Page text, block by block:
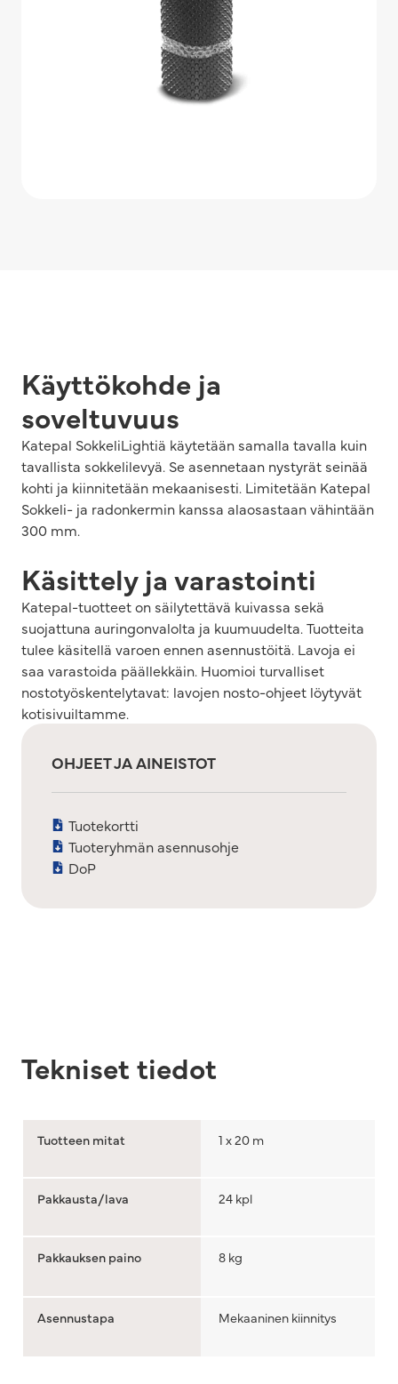
OHJEET JA AINEISTOT
Tuotekortti
Tuoteryhmän asennusohje
DoP
Käyttökohde ja
soveltuvuus
Katepal SokkeliLightiä käytetään samalla tavalla kuin
tavallista sokkelilevyä. Se asennetaan nystyrät seinää
kohti ja kiinnitetään mekaanisesti. Limitetään Katepal
Sokkeli- ja radonkermin kanssa alaosastaan vähintään
300 mm.
Käsittely ja varastointi
Katepal-tuotteet on säilytettävä kuivassa sekä
suojattuna auringonvalolta ja kuumuudelta. Tuotteita
tulee käsitellä varoen ennen asennustöitä. Lavoja ei
saa varastoida päällekkäin. Huomioi turvalliset
nostotyöskentelytavat: lavojen nosto-ohjeet löytyvät
kotisivuiltamme.
Tekniset tiedot
Tuotteen mitat 1 x 20 m
Pakkausta/lava 24 kpl
Pakkauksen paino 8 kg
Asennustapa Mekaaninen kiinnitys